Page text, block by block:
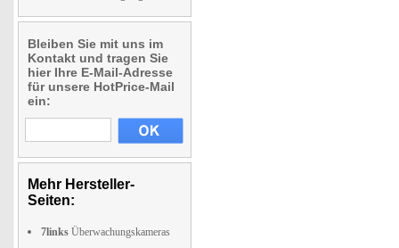
Bleiben Sie mit uns im
Kontakt und tragen Sie
hier Ihre E-Mail-Adresse
für unsere HotPrice-Mail
ein:
Mehr Hersteller-
Seiten:
7links Überwachungskameras